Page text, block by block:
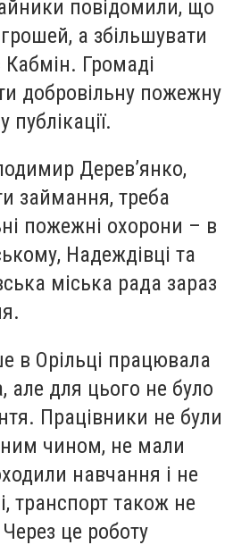
повідомили, що
а збільшувати
Громаді
добровільну пожежну
публікації.
Дерев’янко,
займання, треба
пожежні охорони – в
Надеждівці та
міська рада зараз
в Орільці працювала
але для цього не було
Працівники не були
чином, не мали
навчання і не
транспорт також не
це роботу